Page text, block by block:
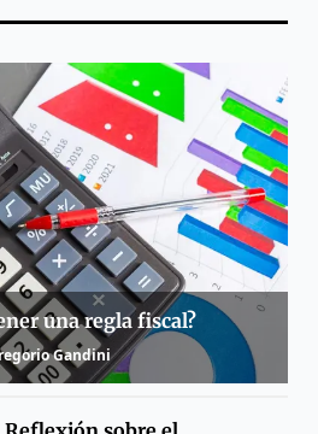
una regla fiscal?
Gandini